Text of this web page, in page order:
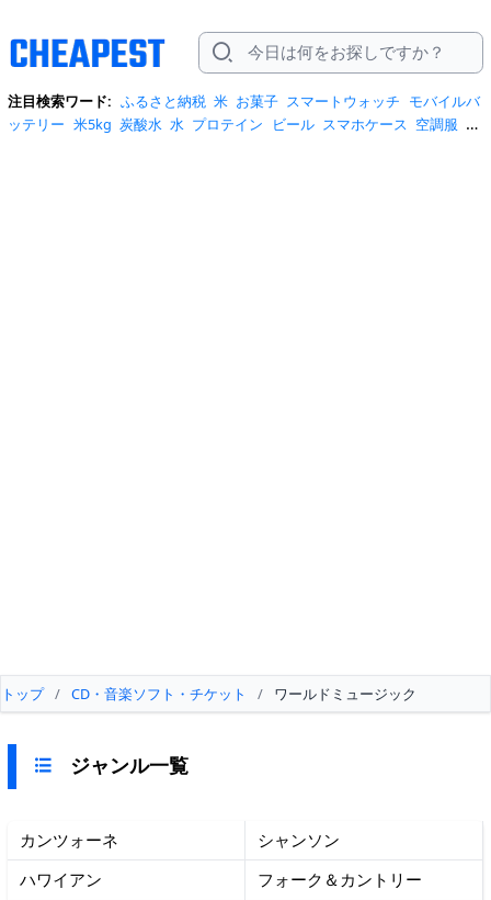
注目検索ワード: ふるさと納税 米 お菓子 スマートウォッチ モバイルバ
ッテリー 米5kg 炭酸水 水 プロテイン ビール スマホケース 空調服 米
トップ / CD・音楽ソフト・チケット / ワールドミュージック
ジャンル一覧
カンツォーネ
シャンソン
ハワイアン
フォーク＆カントリー